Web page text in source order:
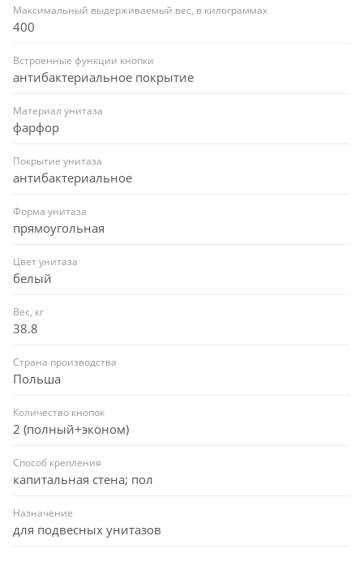
Максимальный выдерживаемый вес, в килограммах
400
Встроенные функции кнопки
антибактериальное покрытие
Материал унитаза
фарфор
Покрытие унитаза
антибактериальное
Форма унитаза
прямоугольная
Цвет унитаза
белый
Вес, кг
38.8
Страна производства
Польша
Количество кнопок
2 (полный+эконом)
Способ крепления
капитальная стена; пол
Назначение
для подвесных унитазов